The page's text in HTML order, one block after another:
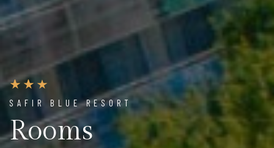
SAFIR BLUE RESORT
Rooms